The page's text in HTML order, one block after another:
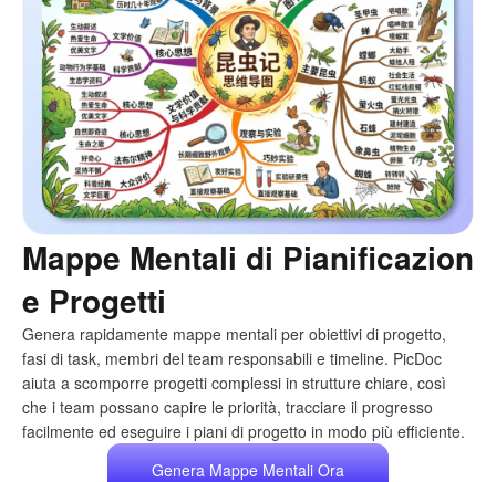
Mappe Mentali di Pianificazion
e Progetti
Genera rapidamente mappe mentali per obiettivi di progetto,
fasi di task, membri del team responsabili e timeline. PicDoc
aiuta a scomporre progetti complessi in strutture chiare, così
che i team possano capire le priorità, tracciare il progresso
facilmente ed eseguire i piani di progetto in modo più efficiente.
Genera Mappe Mentali Ora